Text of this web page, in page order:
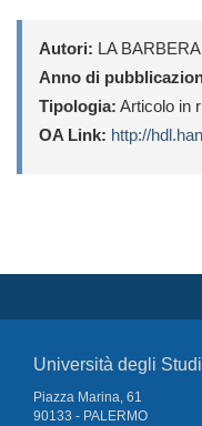
Autori: LA
Anno di
Tipologia: Articolo in
OA Link: http://
Università degli
Piazza Marina, 61
90133 - PALERMO